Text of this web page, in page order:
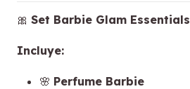
🎀 Set Barbie Glam Essentials
Incluye:
🌸 Perfume Barbie